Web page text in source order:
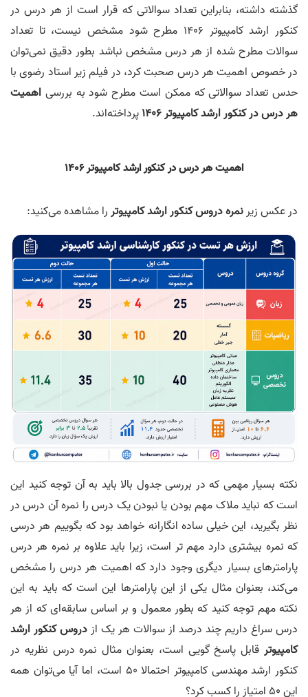
گذشته داشته، بنابراین تعداد سوالاتی که قرار است از هر درس در
کنکور ارشد کامپیوتر 1406 مطرح شود مشخص نیست، تا تعداد
سوالات مطرح شده از هر درس مشخص نباشد بطور دقیق نمی‌توان
در خصوص اهمیت هر درس صحبت کرد، در فیلم زیر استاد رضوی با
حدس تعداد سوالاتی که ممکن است مطرح شود به بررسی اهمیت
هر درس در کنکور ارشد کامپیوتر 1406
پرداخته‌اند.
اهمیت هر درس در کنکور ارشد کامپیوتر 1406
در عکس زیرنمره دروس کنکور ارشد کامپیوتررا مشاهده می‌کنید:
نکته بسیار مهمی که در بررسی جدول بالا باید به آن توجه کنید این
است که نباید ملاک مهم بودن یا نبودن یک درس را نمره آن درس در
نظر بگیرید، این خیلی ساده انگارانه خواهد بود که بگوییم هر درسی
که نمره بیشتری دارد مهم تر است، زیرا باید علاوه بر نمره هر درس
پارامترهای بسیار دیگری وجود دارد که اهمیت هر درس را مشخص
می‌کند، بعنوان مثال یکی از این پارامترها این است که باید به این
نکته مهم توجه کنید که بطور معمول و بر اساس سابقه‌ای که از هر
درس سراغ داریم چند درصد از سوالات هر یک از دروس کنکور ارشد
کامپیوتر قابل پاسخ گویی است، بعنوان مثال نمره درس نظریه در
کنکور ارشد مهندسی کامپیوتر احتمالا 50 است، اما آیا می‌توان همه
این 50 امتیاز را کسب کرد؟